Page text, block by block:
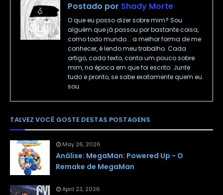
Postado por Shady Morte
O que eu posso dizer sobre mim? Sou
alguém que já passou por bastante coisa,
como todo mundo... a melhor forma de me
conhecer, é lendo meu trabalho. Cada
artigo, cada texto, conta um pouco sobre
mim, na época em que foi escrito. Junte
tudo e pronto, se sabe exatamente quem eu
sou.
TALVEZ VOCÊ GOSTE DESTAS POSTAGENS
May 26, 2026
Análise: MegaMan: Powered Up - O
Remake de MegaMan
April 23, 2026